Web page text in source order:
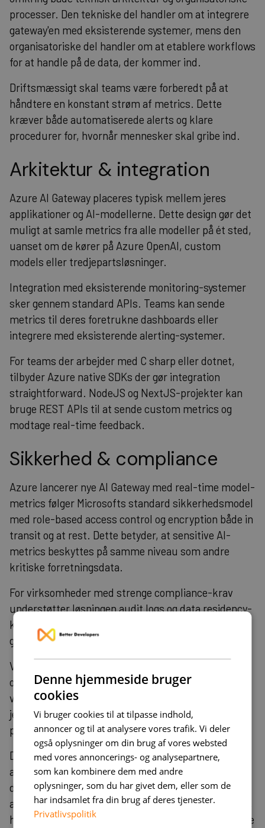
processer. Den tekniske del handler om at integrere
gateway'en med eksisterende systemer, mens den
organisatoriske del handler om at etablere workflows
for at handle på de data, der kommer ind.
Driftsmæssigt skal teams være forberedt på at
håndtere en konstant strøm af metrics. Dette
kræver både automatiserede alerts og klare
procedurer for, hvornår mennesker skal gribe ind.
Arkitektur & integration
Azure AI Gateway placeres typisk mellem jeres
applikationer og AI-modellerne. Dette design gør det
muligt at samle metrics fra alle modeller på ét sted,
uanset om de kører på Azure OpenAI, custom
models eller tredjepartsløsninger.
Integration med eksisterende monitoring-systemer
sker gennem standard APIs. Teams kan sende
metrics til deres foretrukne dashboards eller
integrere med eksisterende alerting-systemer.
For teams der arbejder med C sharp eller dotnet,
tilbyder Azure native SDKs der gør integration
straightforward. NodeJS og NextJS-projekter kan
bruge REST APIs til at sende custom metrics og
modtage real-time feedback.
Sikkerhed & compliance
Azure lancerer nye AI Gateway med real-time model-
metrics følger Microsofts standard sikkerhedsmodel
med role-based access control og encryption både in
transit og at rest. Dette betyder, at sensitive AI-
metrics beskyttes på samme niveau som andre
kritiske forretningsdata.
For virksomheder med strenge compliance-krav
understøtter løsningen audit logs og data residency-
kontroller. Teams kan definere præcis hvor metrics
gemmes og hvem der har adgang til hvilke data.
Vores udviklere arbejder med de nyeste teknologier
og kan hurtigt sætte sig ind i jeres stack, så I får
værdi fra dag ét. Vi kan indgå som en ekstra hånd i
jeres udviklingsteam – eller tage ansvar for hele
projekter fra idé til levering.
Direkte samarbejde med udviklere betyder, at du
arbejder altid direkte sammen med en udvikler, når
du arbejder sammen med os. Vi undgår dyre
administrationsudgifter og fokuserer på effektivitet,
hvilket er særligt værdifuldt når I skal implementere
Denne hjemmeside bruger
cookies
Vi bruger cookies til at tilpasse indhold,
annoncer og til at analysere vores trafik. Vi deler
også oplysninger om din brug af vores websted
med vores annoncerings- og analysepartnere,
som kan kombinere dem med andre
oplysninger, som du har givet dem, eller som de
har indsamlet fra din brug af deres tjenester.
Privatlivspolitik